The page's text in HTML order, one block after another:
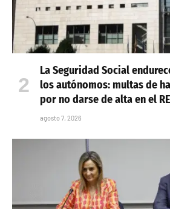
La Seguridad Social
los autónomos: multas de
por no darse de alta en el
agosto 7, 2026